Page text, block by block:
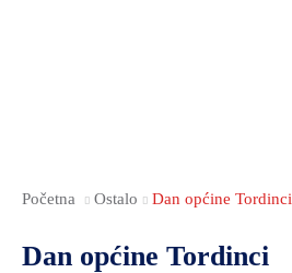
Početna Ostalo Dan općine Tordinci
Dan općine Tordinci